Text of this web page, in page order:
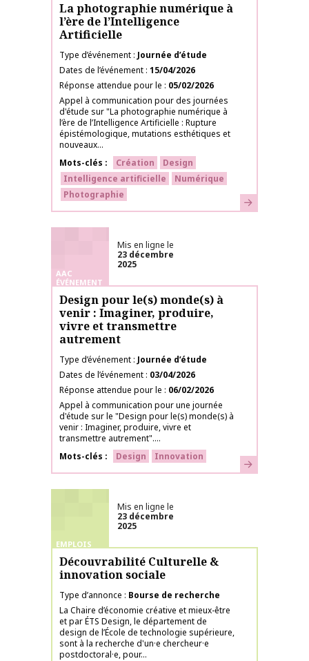
La photographie numérique à
l’ère de l’Intelligence
Artificielle
Type d’événement Journée d’étude
Dates de l’événement 15/04/2026
Réponse attendue pour le
05/02/2026
Appel à communication pour des journées
d'étude sur "La photographie numérique à
l’ère de l’Intelligence Artificielle : Rupture
épistémologique, mutations esthétiques et
nouveaux...
Mots-clés
Création
Design
Intelligence artificielle
Numérique
Photographie
En savoir plus
AAC
ÉVÉNEMENT
Mis en ligne le
23 décembre
2025
Design pour le(s) monde(s) à
venir : Imaginer, produire,
vivre et transmettre
autrement
Type d’événement Journée d’étude
Dates de l’événement 03/04/2026
Réponse attendue pour le
06/02/2026
Appel à communication pour une journée
d'étude sur le "Design pour le(s) monde(s) à
venir : Imaginer, produire, vivre et
transmettre autrement"....
Mots-clés
Design Innovation En savoir plus
EMPLOIS
Mis en ligne le
23 décembre
2025
Découvrabilité Culturelle &
innovation sociale
Type d’annonce
Bourse de recherche
La Chaire d’économie créative et mieux-être
et par ÉTS Design, le département de
design de l’École de technologie supérieure,
sont à la recherche d'un·e chercheur·e
postdoctoral·e, pour...